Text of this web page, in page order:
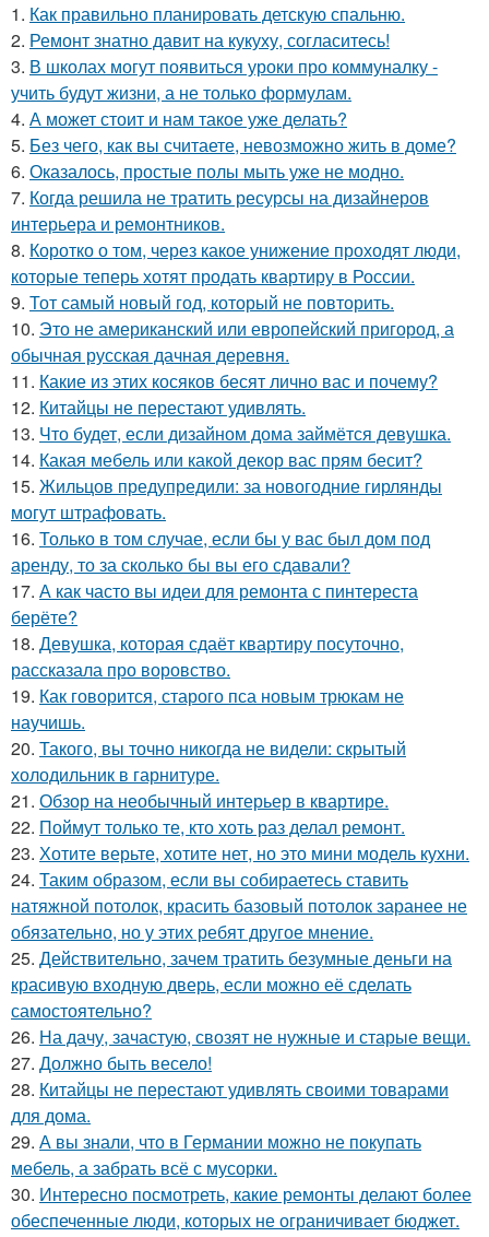
1. Как правильно планировать детскую спальню.
2. Ремонт знатно давит на кукуху, согласитесь!
3. В школах могут появиться уроки про коммуналку -
учить будут жизни, а не только формулам.
4. А может стоит и нам такое уже делать?
5. Без чего, как вы считаете, невозможно жить в доме?
6. Оказалось, простые полы мыть уже не модно.
7. Когда решила не тратить ресурсы на дизайнеров
интерьера и ремонтников.
8. Коротко о том, через какое унижение проходят люди,
которые теперь хотят продать квартиру в России.
9. Тот самый новый год, который не повторить.
10. Это не американский или европейский пригород, а
обычная русская дачная деревня.
11. Какие из этих косяков бесят лично вас и почему?
12. Китайцы не перестают удивлять.
13. Что будет, если дизайном дома займётся девушка.
14. Какая мебель или какой декор вас прям бесит?
15. Жильцов предупредили: за новогодние гирлянды
могут штрафовать.
16. Только в том случае, если бы у вас был дом под
аренду, то за сколько бы вы его сдавали?
17. А как часто вы идеи для ремонта с пинтереста
берёте?
18. Девушка, которая сдаёт квартиру посуточно,
рассказала про воровство.
19. Как говорится, старого пса новым трюкам не
научишь.
20. Такого, вы точно никогда не видели: скрытый
холодильник в гарнитуре.
21. Обзор на необычный интерьер в квартире.
22. Поймут только те, кто хоть раз делал ремонт.
23. Хотите верьте, хотите нет, но это мини модель кухни.
24. Таким образом, если вы собираетесь ставить
натяжной потолок, красить базовый потолок заранее не
обязательно, но у этих ребят другое мнение.
25. Действительно, зачем тратить безумные деньги на
красивую входную дверь, если можно её сделать
самостоятельно?
26. На дачу, зачастую, свозят не нужные и старые вещи.
27. Должно быть весело!
28. Китайцы не перестают удивлять своими товарами
для дома.
29. А вы знали, что в Германии можно не покупать
мебель, а забрать всё с мусорки.
30. Интересно посмотреть, какие ремонты делают более
обеспеченные люди, которых не ограничивает бюджет.